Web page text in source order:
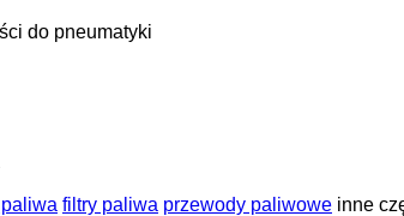
do pneumatyki
filtry paliwa przewody paliwowe inne